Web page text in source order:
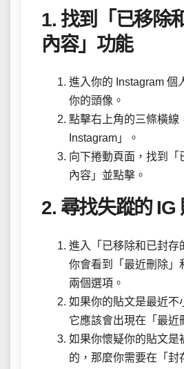
1. 找到「已移除
內容」功能
進入你的 Instagram 個
你的頭像。
點擊右上角的三條橫線
Instagram」。
向下捲動頁面，找到「
內容」並點擊。
2. 尋找失蹤的 IG
進入「已移除和已封存
你會看到「最近刪除」
兩個選項。
如果你的貼文是最近不
它應該會出現在「最近
如果你懷疑你的貼文是
的，那麼你需要在「封